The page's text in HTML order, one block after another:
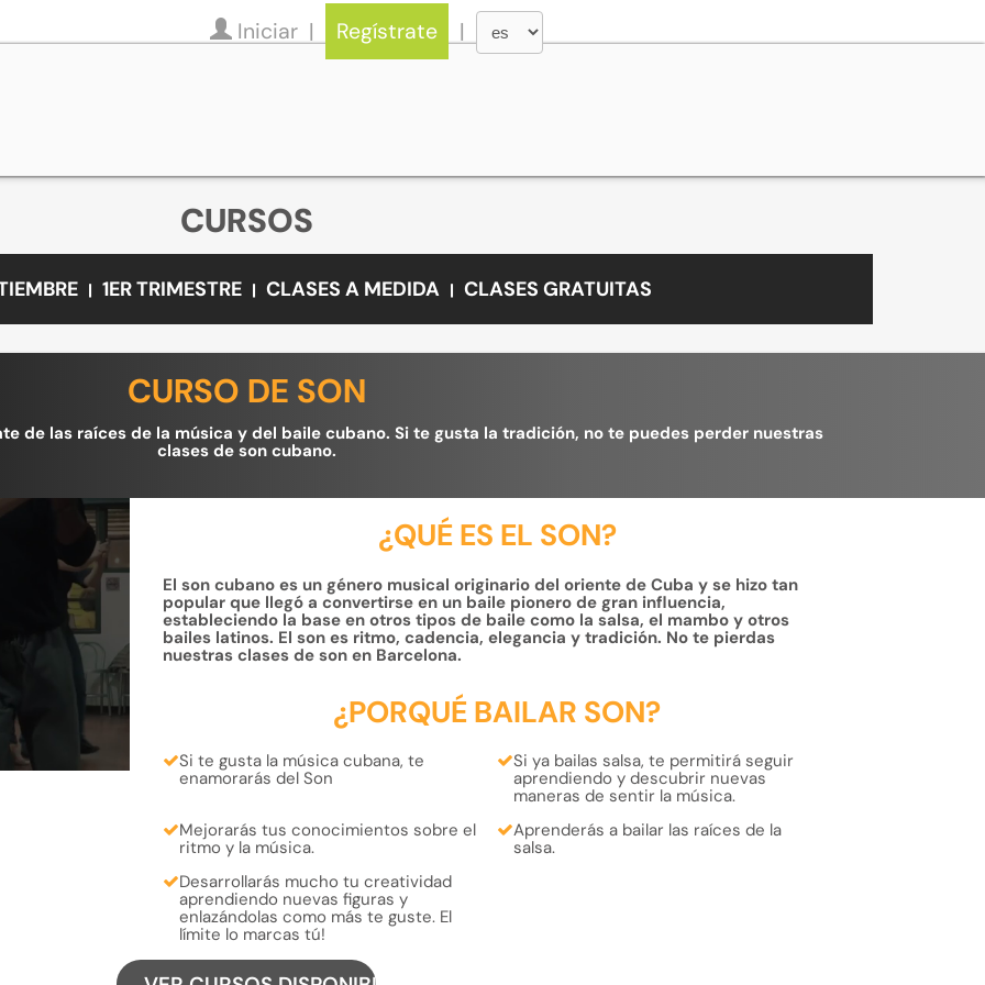
Iniciar Regístrate
CURSOS
1ER TRIMESTRE CLASES A MEDIDA CLASES GRATUITAS
CURSO DE SON
de las raíces de la música y del baile cubano. Si te gusta la tradición, no te puedes perder nuestras
clases de son cubano.
¿QUÉ ES EL SON?
El son cubano es un género musical originario del oriente de Cuba y se hizo tan
popular que llegó a convertirse en un baile pionero de gran influencia,
estableciendo la base en otros tipos de baile como la salsa, el mambo y otros
bailes latinos. El son es ritmo, cadencia, elegancia y tradición. No te pierdas
nuestras clases de son en Barcelona.
¿PORQUÉ BAILAR SON?
Si te gusta la música cubana, te
enamorarás del Son
Si ya bailas salsa, te permitirá seguir
aprendiendo y descubrir nuevas
maneras de sentir la música.
Mejorarás tus conocimientos sobre el
ritmo y la música.
Aprenderás a bailar las raíces de la
salsa.
Desarrollarás mucho tu creatividad
aprendiendo nuevas figuras y
enlazándolas como más te guste. El
límite lo marcas tú!